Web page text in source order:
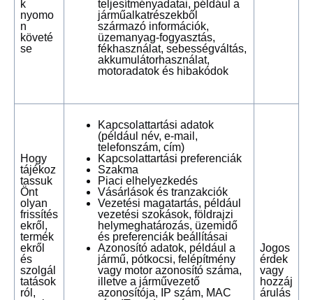
k
nyomo
n
követé
se
teljesítményadatai, például a
járműalkatrészekből
származó információk,
üzemanyag-fogyasztás,
fékhasználat, sebességváltás,
akkumulátorhasználat,
motoradatok és hibakódok
Hogy
tájékoz
tassuk
Önt
olyan
frissítés
ekről,
termék
ekről
és
szolgál
tatások
ról,
Kapcsolattartási adatok
(például név, e-mail,
telefonszám, cím)
Kapcsolattartási preferenciák
Szakma
Piaci elhelyezkedés
Vásárlások és tranzakciók
Vezetési magatartás, például
vezetési szokások, földrajzi
helymeghatározás, üzemidő
és preferenciák beállításai
Azonosító adatok, például a
jármű, pótkocsi, felépítmény
vagy motor azonosító száma,
illetve a járművezető
azonosítója, IP szám, MAC
Jogos
érdek
vagy
hozzáj
árulás